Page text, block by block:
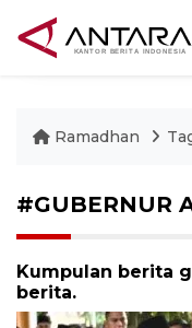
Ramadhan
#GUBERNUR
Kumpulan berita
berita.